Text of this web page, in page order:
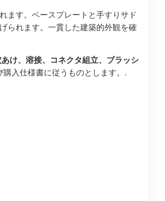
ます。ベースプレートと手すりサド
られます。一貫した建築的外観を確
け、溶接、コネクタ組立、ブラッシ
入仕様書に従うものとします。.